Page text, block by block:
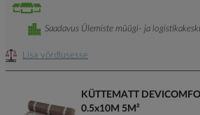
Lisa võrdlusesse
Saadavus Ülemiste müügi- ja
KÜTTEMATT
0.5x10M 5M²